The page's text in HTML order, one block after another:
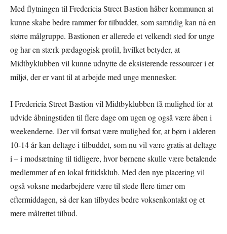
Med flytningen til Fredericia Street Bastion håber kommunen at
kunne skabe bedre rammer for tilbuddet, som samtidig kan nå en
større målgruppe. Bastionen er allerede et velkendt sted for unge
og har en stærk pædagogisk profil, hvilket betyder, at
Midtbyklubben vil kunne udnytte de eksisterende ressourcer i et
miljø, der er vant til at arbejde med unge mennesker.
I Fredericia Street Bastion vil Midtbyklubben få mulighed for at
udvide åbningstiden til flere dage om ugen og også være åben i
weekenderne. Der vil fortsat være mulighed for, at børn i alderen
10-14 år kan deltage i tilbuddet, som nu vil være gratis at deltage
i – i modsætning til tidligere, hvor børnene skulle være betalende
medlemmer af en lokal fritidsklub. Med den nye placering vil
også voksne medarbejdere være til stede flere timer om
eftermiddagen, så der kan tilbydes bedre voksenkontakt og et
mere målrettet tilbud.